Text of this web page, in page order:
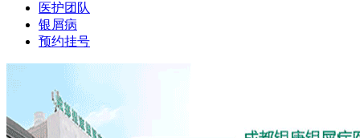
医护团队
银屑病
预约挂号